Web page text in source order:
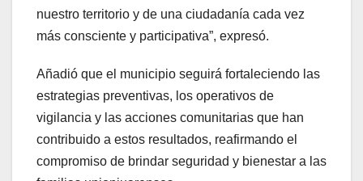
nuestro territorio y de una ciudadanía cada vez
más consciente y participativa”, expresó.
Añadió que el municipio seguirá fortaleciendo las
estrategias preventivas, los operativos de
vigilancia y las acciones comunitarias que han
contribuido a estos resultados, reafirmando el
compromiso de brindar seguridad y bienestar a las